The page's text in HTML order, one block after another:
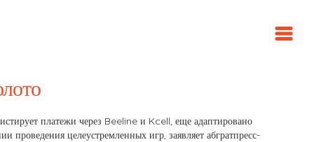
платежи через Beeline и Kcell, еще адаптировано
целеустремленных игр, заявляет абгратпресс-